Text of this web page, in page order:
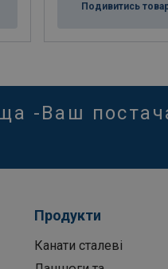
Подивитись
-Ваш
Продукти
Канати сталеві